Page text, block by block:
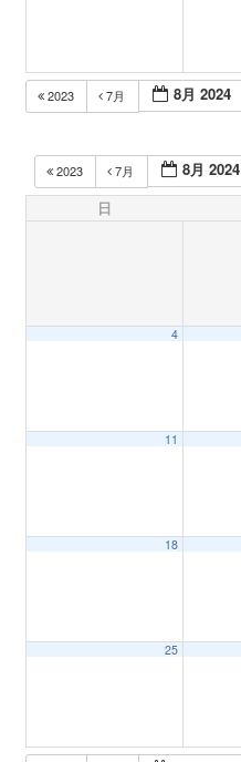
2023 7月 8月 2024
2023 7月 8月 2024
日
4
11
18
25